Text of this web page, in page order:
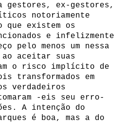
gestores, ex-gestores,
notoriamente
que existem os
e infelizmente
pelo menos um nessa
aceitar suas
o risco implícito de
transformados em
verdadeiros
-eis seu erro-
A intenção do
é boa, mas a do